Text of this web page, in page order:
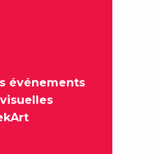
événements